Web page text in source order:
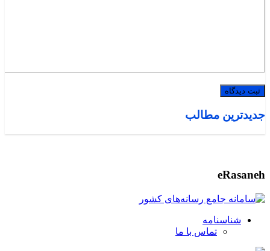
جدیدترین مطالب
eRasaneh
شناسنامه
تماس با ما